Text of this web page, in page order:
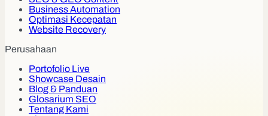
Business Automation
Optimasi Kecepatan
Website Recovery
Perusahaan
Portofolio Live
Showcase Desain
Blog & Panduan
Glosarium SEO
Tentang Kami